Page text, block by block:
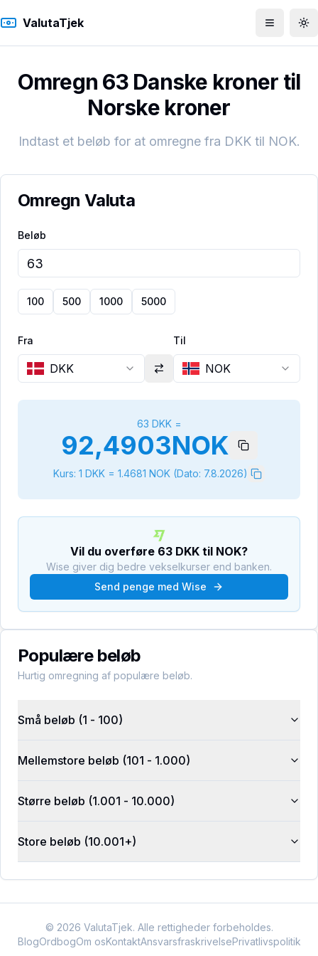
ValutaTjek Åbn menu
Omregn 63 Danske kroner til
Norske kroner
Indtast et beløb for at omregne fra DKKtil NOK.
Omregn Valuta
Beløb
100 500 1000 5000
Fra
DKK
Til
NOK
63 DKK=
92,4903NOK
Kurs: 1 DKK = 1.4681 NOK (Dato: 7.8.2026)
Vil du overføre 63 DKK til NOK?
Wise giver dig bedre vekselkurser end banken.
Send penge med Wise
Populære beløb
Hurtig omregning af populære beløb.
Små beløb (1 - 100)
Mellemstore beløb (101 - 1.000)
Større beløb (1.001 - 10.000)
Store beløb (10.001+)
© 2026 ValutaTjek. Alle rettigheder forbeholdes.
BlogOrdbogOm osKontaktAnsvarsfraskrivelsePrivatlivspolitik